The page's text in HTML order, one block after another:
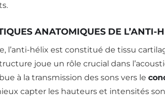
ANATOMIQUES DE L’ANTI-
l’anti-hélix est constitué de tissu
joue un rôle crucial dans
à la transmission des sons vers le
capter les hauteurs et intensités